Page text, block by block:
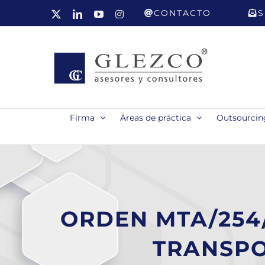
LinkedInYouTubeInstagramCONTACTO
Firma Áreas de práctica
ORDEN MTA/